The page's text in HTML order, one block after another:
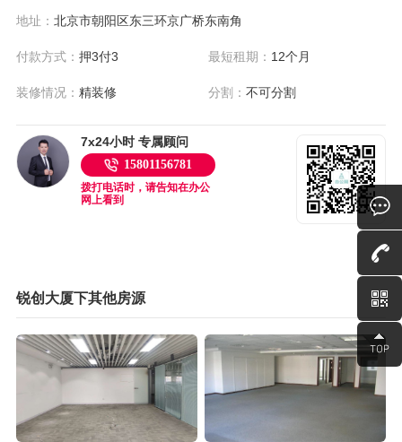
地址： 北京市朝阳区东三环京广桥东南角
付款方式： 押3付3 最短租期： 12个月
装修情况： 精装修 分割：不可分割
7x24小时 专属顾问
15801156781
拨打电话时，请告知在办公
网上看到
锐创大厦下其他房源